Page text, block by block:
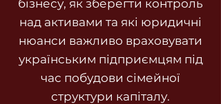
бізнесу, як зберегти контроль
над активами та які юридичні
нюанси важливо враховувати
українським підприємцям під
час побудови сімейної
структури капіталу.